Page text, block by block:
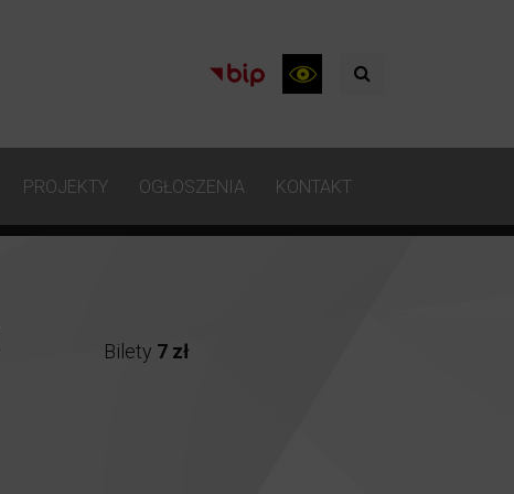
PROJEKTY OGŁOSZENIA KONTAKT
Bilety 7 zł